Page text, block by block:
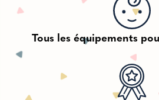
Tous les équipements